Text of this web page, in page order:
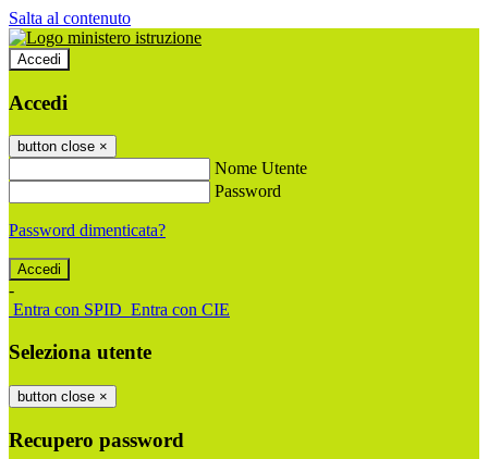
Salta al contenuto
Accedi
Accedi
button close ×
Nome Utente
Password
Password dimenticata?
-
Entra con SPID Entra con CIE
Seleziona utente
button close ×
Recupero password